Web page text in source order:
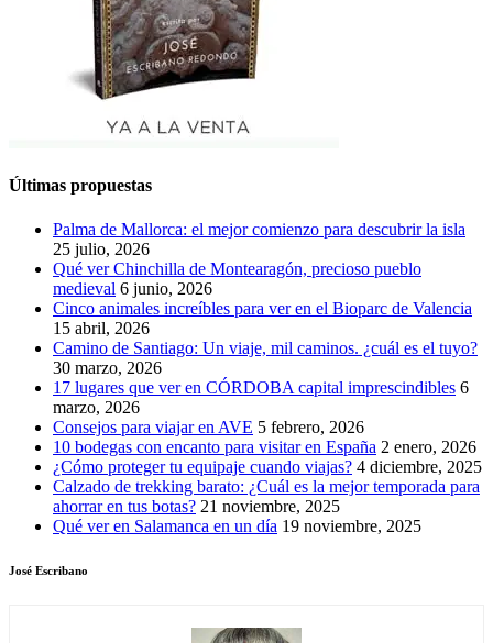
Últimas propuestas
Palma de Mallorca: el mejor comienzo para descubrir la isla
25 julio, 2026
Qué ver Chinchilla de Montearagón, precioso pueblo
medieval 6 junio, 2026
Cinco animales increíbles para ver en el Bioparc de Valencia
15 abril, 2026
Camino de Santiago: Un viaje, mil caminos. ¿cuál es el tuyo?
30 marzo, 2026
17 lugares que ver en CÓRDOBA capital imprescindibles 6
marzo, 2026
Consejos para viajar en AVE 5 febrero, 2026
10 bodegas con encanto para visitar en España 2 enero, 2026
¿Cómo proteger tu equipaje cuando viajas? 4 diciembre, 2025
Calzado de trekking barato: ¿Cuál es la mejor temporada para
ahorrar en tus botas? 21 noviembre, 2025
Qué ver en Salamanca en un día 19 noviembre, 2025
José Escribano